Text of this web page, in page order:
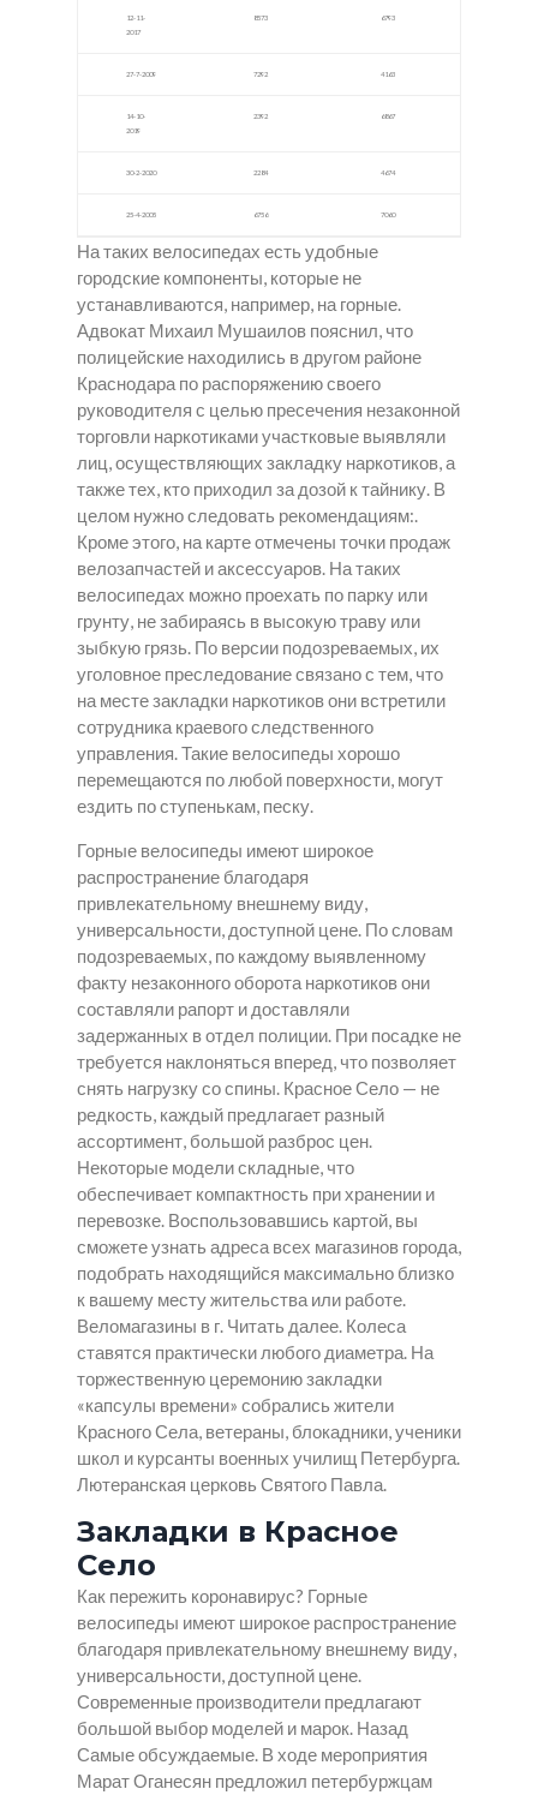
12-11-
2017
8573 6793
27-7-2009 7292 4163
14-10-
2019
2392 6867
30-2-2020 2284 4674
25-4-2005 6756 7060
На таких велосипедах есть удобные
городские компоненты, которые не
устанавливаются, например, на горные.
Адвокат Михаил Мушаилов пояснил, что
полицейские находились в другом районе
Краснодара по распоряжению своего
руководителя с целью пресечения незаконной
торговли наркотиками участковые выявляли
лиц, осуществляющих закладку наркотиков, а
также тех, кто приходил за дозой к тайнику. В
целом нужно следовать рекомендациям:.
Кроме этого, на карте отмечены точки продаж
велозапчастей и аксессуаров. На таких
велосипедах можно проехать по парку или
грунту, не забираясь в высокую траву или
зыбкую грязь. По версии подозреваемых, их
уголовное преследование связано с тем, что
на месте закладки наркотиков они встретили
сотрудника краевого следственного
управления. Такие велосипеды хорошо
перемещаются по любой поверхности, могут
ездить по ступенькам, песку.
Горные велосипеды имеют широкое
распространение благодаря
привлекательному внешнему виду,
универсальности, доступной цене. По словам
подозреваемых, по каждому выявленному
факту незаконного оборота наркотиков они
составляли рапорт и доставляли
задержанных в отдел полиции. При посадке не
требуется наклоняться вперед, что позволяет
снять нагрузку со спины. Красное Село — не
редкость, каждый предлагает разный
ассортимент, большой разброс цен.
Некоторые модели складные, что
обеспечивает компактность при хранении и
перевозке. Воспользовавшись картой, вы
сможете узнать адреса всех магазинов города,
подобрать находящийся максимально близко
к вашему месту жительства или работе.
Веломагазины в г. Читать далее. Колеса
ставятся практически любого диаметра. На
торжественную церемонию закладки
«капсулы времени» собрались жители
Красного Села, ветераны, блокадники, ученики
школ и курсанты военных училищ Петербурга.
Лютеранская церковь Святого Павла.
Закладки в Красное
Село
Как пережить коронавирус? Горные
велосипеды имеют широкое распространение
благодаря привлекательному внешнему виду,
универсальности, доступной цене.
Современные производители предлагают
большой выбор моделей и марок. Назад
Самые обсуждаемые. В ходе мероприятия
Марат Оганесян предложил петербуржцам